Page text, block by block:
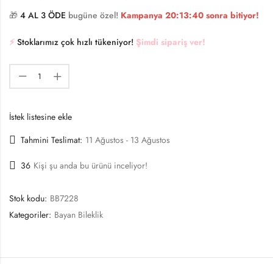
🎁 4 AL 3 ÖDE bugüne özel! Kampanya 20:13:40 sonra bitiyor!
⚡️ Stoklarımız çok hızlı tükeniyor! Şimdi sipariş ver!
İstek listesine ekle
Tahmini Teslimat: 11 Ağustos - 13 Ağustos
36 Kişi şu anda bu ürünü inceliyor!
Stok kodu: BB7228
Kategoriler: Bayan Bileklik